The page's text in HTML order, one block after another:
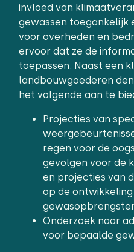
invloed van
gewassen toegankelijk
voor overheden en
ervoor dat ze de
toepassen. Naast een
landbouwgoederen
het volgende aan te
Projecties van
regen voor de
gevolgen voor de
en projecties van
op de ontwikkeling
Onderzoek naar
voor bepaalde